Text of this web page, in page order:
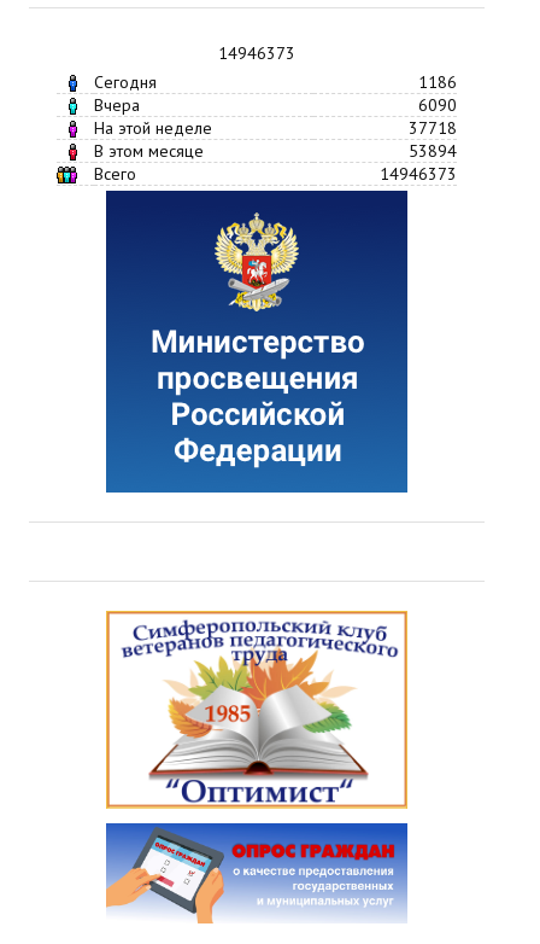
14946373
Сегодня
1186
Вчера
6090
На этой неделе
37718
В этом месяце
53894
Всего
14946373